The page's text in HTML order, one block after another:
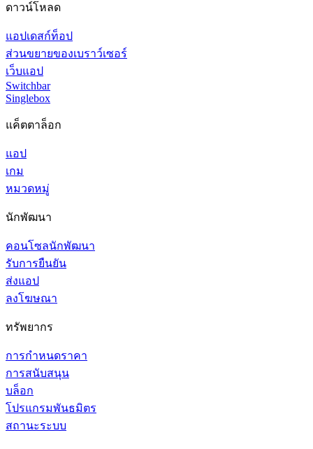
ดาวน์โหลด
แอปเดสก์ท็อป
ส่วนขยายของเบราว์เซอร์
เว็บแอป
Switchbar
Singlebox
แค็ตตาล็อก
แอป
เกม
หมวดหมู่
นักพัฒนา
คอนโซลนักพัฒนา
รับการยืนยัน
ส่งแอป
ลงโฆษณา
ทรัพยากร
การกำหนดราคา
การสนับสนุน
บล็อก
โปรแกรมพันธมิตร
สถานะระบบ